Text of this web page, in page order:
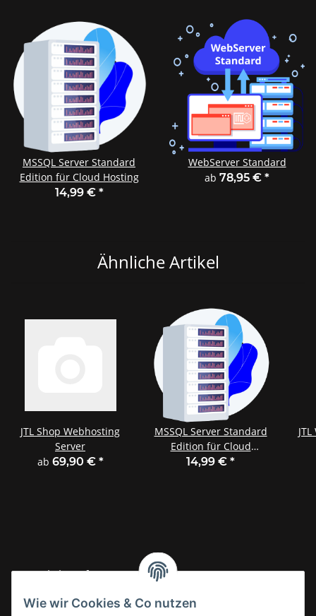
MSSQL Server Standard
Edition für Cloud Hosting
14,99 € *
WebServer Standard
ab 78,95 € *
Ähnliche Artikel
JTL Shop Webhosting
Server
ab 69,90 € *
MSSQL Server Standard
Edition für Cloud
Hosting
14,99 € *
Gesetzliche Informationen
Wie wir Cookies & Co nutzen